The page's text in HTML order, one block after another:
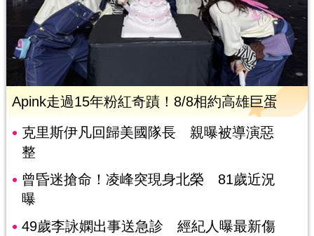
Apink走過15年粉紅奇蹟！8/8相約高雄巨蛋
克里斯伊凡回歸美國隊長 親曝被導演惡
整
曾昏迷搶命！凌峰突現身北榮 81歲近況
曝
49歲李詠嫻出事送急診 經紀人曝最新傷